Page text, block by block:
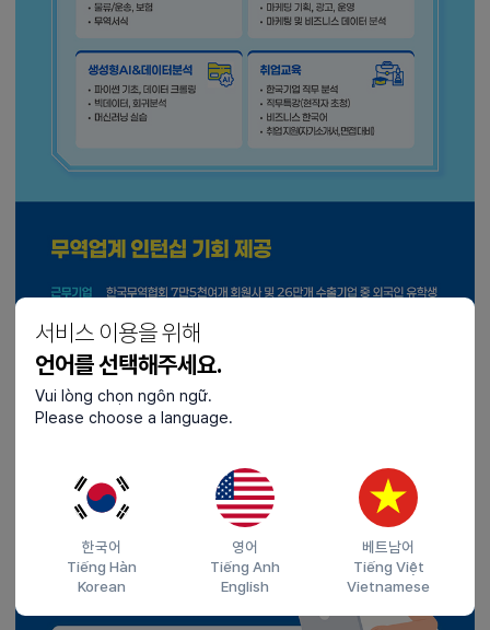
서비스 이용을 위해
언어를 선택해주세요.
Vui lòng chọn ngôn ngữ.
Please choose a language.
한국어
Tiếng Hàn
Korean
영어
Tiếng Anh
English
베트남어
Tiếng Việt
Vietnamese